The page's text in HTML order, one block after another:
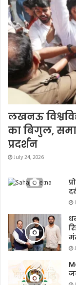
लखनऊ
का बिगुल,
प्रदर्शन
July 24, 2026